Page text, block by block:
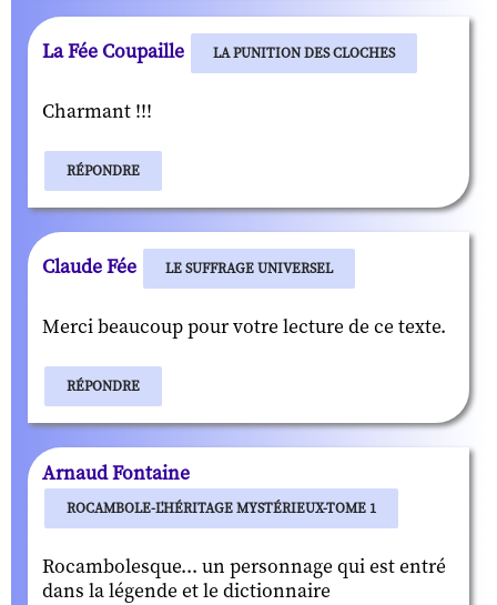
La Fée Coupaille LA PUNITION DES CLOCHES
Charmant !!!
RÉPONDRE
Claude Fée LE SUFFRAGE UNIVERSEL
Merci beaucoup pour votre lecture de ce texte.
RÉPONDRE
Arnaud Fontaine
ROCAMBOLE-L'HÉRITAGE MYSTÉRIEUX-TOME 1
Rocambolesque... un personnage qui est entré
dans la légende et le dictionnaire